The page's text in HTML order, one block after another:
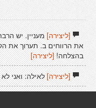
[ליצירה]מעניין. יש
את הרווחים ב. תערוך את
בהצלחה! [ליצירה]
[ליצירה]לאילה: ואני